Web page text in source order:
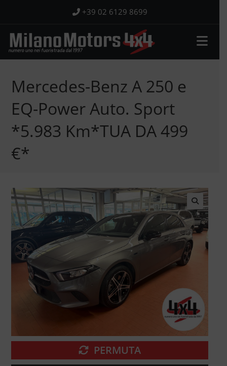
contenuto
+39 02 6129 8699
Mercedes-Benz A 250 e
EQ-Power Auto. Sport
*5.983 Km*TUA DA 499
€*
🔍
PERMUTA